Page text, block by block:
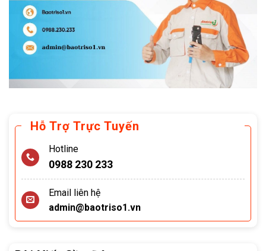
Hỗ Trợ Trực Tuyến
Hotline
0988 230 233
Email liên hệ
admin@baotriso1.vn